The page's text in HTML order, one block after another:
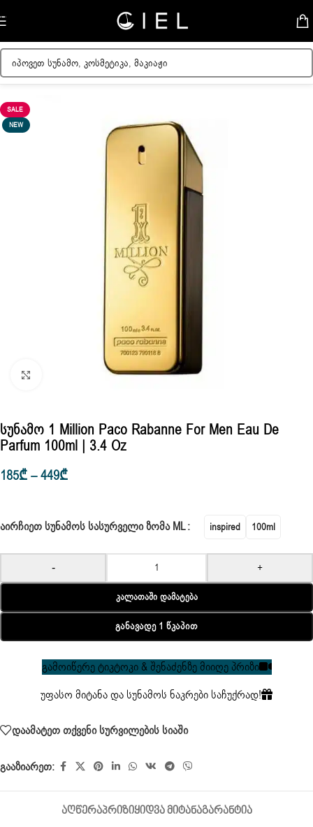
Skip to navigation
მთავარი/მამაკაცის სუნამოები
SALE
NEW
Სუნამო 1 Million Paco Rabanne For Men Eau De
Parfum 100ml | 3.4 Oz
185₾–449₾
ᲐᲘᲠᲩᲘᲔᲗ ᲡᲣᲜᲐᲛᲝᲡ ᲡᲐᲡᲣᲠᲕᲔᲚᲘ ᲖᲝᲛᲐ ML inspired 100ml
- +
Კალათაში Დამატება
Განავადე 1 Წკაპით
გამოიწერე ტიკტოკი & შენაძენზე მიიღე პრიზი
უფასო მიტანა და სუნამოს ნაკრები საჩუქრად!
დაამატეთ თქვენი სურვილების სიაში
გააზიარეთ:
ᲐᲦᲬᲔᲠᲐᲞᲠᲘᲖᲘᲧᲘᲓᲕᲐ ᲛᲘᲢᲐᲜᲐᲒᲐᲠᲐᲜᲢᲘᲐ